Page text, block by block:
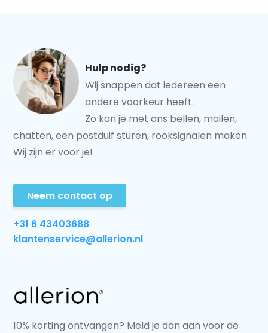
Hulp nodig?
Wij snappen dat iedereen een
andere voorkeur heeft.
Zo kan je met ons bellen, mailen,
chatten, een postduif sturen, rooksignalen maken.
Wij zijn er voor je!
Neem contact op
+31 6 43403688
klantenservice@allerion.nl
10% korting ontvangen? Meld je dan aan voor de